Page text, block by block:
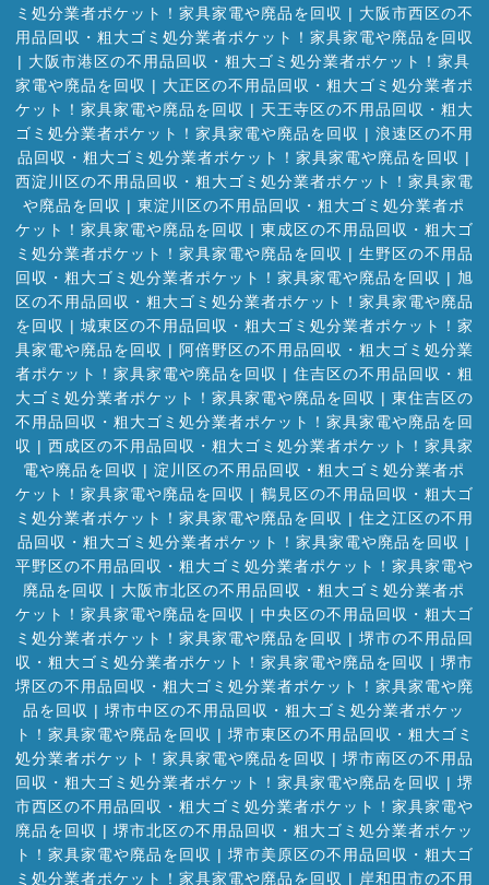
ミ処分業者ポケット！家具家電や廃品を回収 | 大阪市西区の不
用品回収・粗大ゴミ処分業者ポケット！家具家電や廃品を回収
| 大阪市港区の不用品回収・粗大ゴミ処分業者ポケット！家具
家電や廃品を回収 | 大正区の不用品回収・粗大ゴミ処分業者ポ
ケット！家具家電や廃品を回収 | 天王寺区の不用品回収・粗大
ゴミ処分業者ポケット！家具家電や廃品を回収 | 浪速区の不用
品回収・粗大ゴミ処分業者ポケット！家具家電や廃品を回収 |
西淀川区の不用品回収・粗大ゴミ処分業者ポケット！家具家電
や廃品を回収 | 東淀川区の不用品回収・粗大ゴミ処分業者ポ
ケット！家具家電や廃品を回収 | 東成区の不用品回収・粗大ゴ
ミ処分業者ポケット！家具家電や廃品を回収 | 生野区の不用品
回収・粗大ゴミ処分業者ポケット！家具家電や廃品を回収 | 旭
区の不用品回収・粗大ゴミ処分業者ポケット！家具家電や廃品
を回収 | 城東区の不用品回収・粗大ゴミ処分業者ポケット！家
具家電や廃品を回収 | 阿倍野区の不用品回収・粗大ゴミ処分業
者ポケット！家具家電や廃品を回収 | 住吉区の不用品回収・粗
大ゴミ処分業者ポケット！家具家電や廃品を回収 | 東住吉区の
不用品回収・粗大ゴミ処分業者ポケット！家具家電や廃品を回
収 | 西成区の不用品回収・粗大ゴミ処分業者ポケット！家具家
電や廃品を回収 | 淀川区の不用品回収・粗大ゴミ処分業者ポ
ケット！家具家電や廃品を回収 | 鶴見区の不用品回収・粗大ゴ
ミ処分業者ポケット！家具家電や廃品を回収 | 住之江区の不用
品回収・粗大ゴミ処分業者ポケット！家具家電や廃品を回収 |
平野区の不用品回収・粗大ゴミ処分業者ポケット！家具家電や
廃品を回収 | 大阪市北区の不用品回収・粗大ゴミ処分業者ポ
ケット！家具家電や廃品を回収 | 中央区の不用品回収・粗大ゴ
ミ処分業者ポケット！家具家電や廃品を回収 | 堺市の不用品回
収・粗大ゴミ処分業者ポケット！家具家電や廃品を回収 | 堺市
堺区の不用品回収・粗大ゴミ処分業者ポケット！家具家電や廃
品を回収 | 堺市中区の不用品回収・粗大ゴミ処分業者ポケッ
ト！家具家電や廃品を回収 | 堺市東区の不用品回収・粗大ゴミ
処分業者ポケット！家具家電や廃品を回収 | 堺市南区の不用品
回収・粗大ゴミ処分業者ポケット！家具家電や廃品を回収 | 堺
市西区の不用品回収・粗大ゴミ処分業者ポケット！家具家電や
廃品を回収 | 堺市北区の不用品回収・粗大ゴミ処分業者ポケッ
ト！家具家電や廃品を回収 | 堺市美原区の不用品回収・粗大ゴ
ミ処分業者ポケット！家具家電や廃品を回収 | 岸和田市の不用